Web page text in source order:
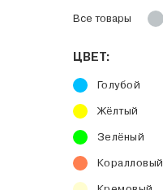
Все товары
ЦВЕТ:
Голубой
Жёлтый
Зелёный
Коралловый